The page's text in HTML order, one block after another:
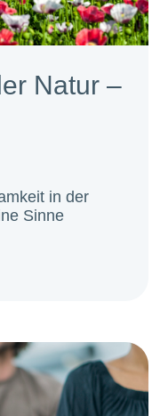
Natur –
in der
Sinne